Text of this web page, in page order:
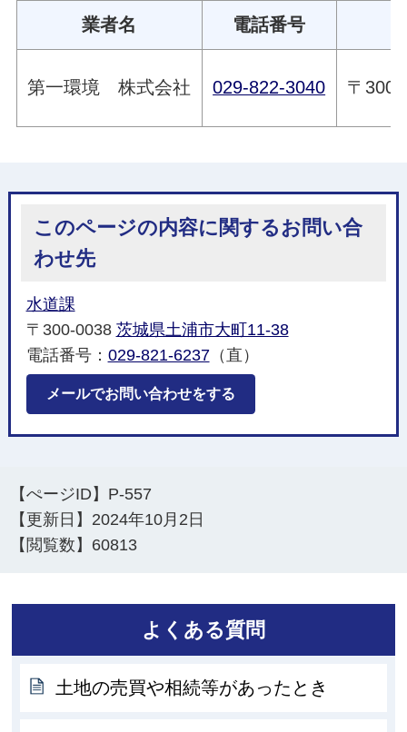
業者名 電話番号
第一環境 株式会社 029-822-3040 〒
このページの内容に関するお問い合
わせ先
水道課
〒300-0038 茨城県土浦市大町11-38
電話番号： 029-821-6237（直）
メールでお問い合わせをする
【ぺージID】 P-557
【更新日】 2024年10月2日
【閲覧数】 60813
よくある質問
土地の売買や相続等があったとき